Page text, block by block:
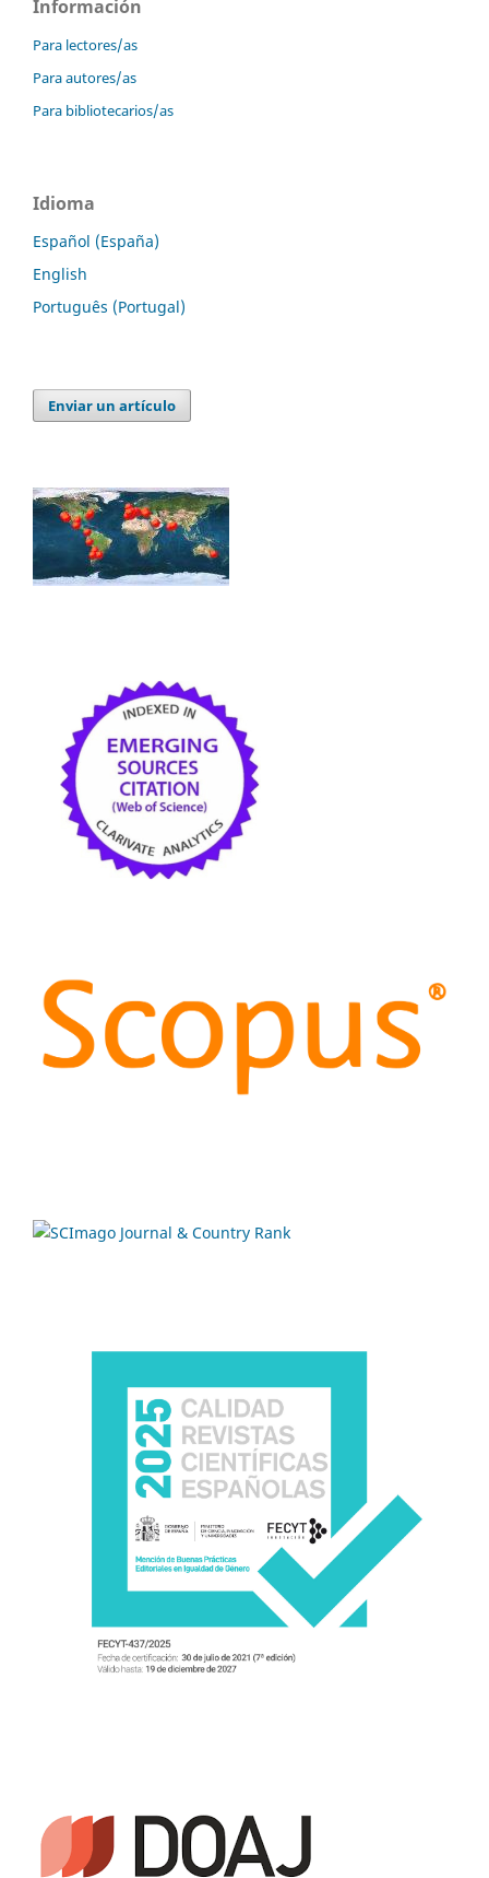
Información
Para lectores/as
Para autores/as
Para bibliotecarios/as
Idioma
Español (España)
English
Português (Portugal)
Enviar un artículo